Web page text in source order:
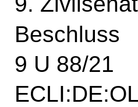
Beschluss
9 U 88/21